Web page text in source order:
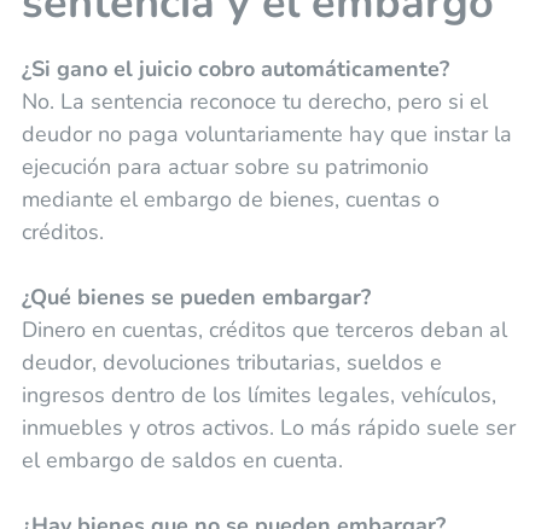
¿Si gano el juicio cobro automáticamente?
No. La sentencia reconoce tu derecho, pero si el
deudor no paga voluntariamente hay que instar la
ejecución para actuar sobre su patrimonio
mediante el embargo de bienes, cuentas o
créditos.
¿Qué bienes se pueden embargar?
Dinero en cuentas, créditos que terceros deban al
deudor, devoluciones tributarias, sueldos e
ingresos dentro de los límites legales, vehículos,
inmuebles y otros activos. Lo más rápido suele ser
el embargo de saldos en cuenta.